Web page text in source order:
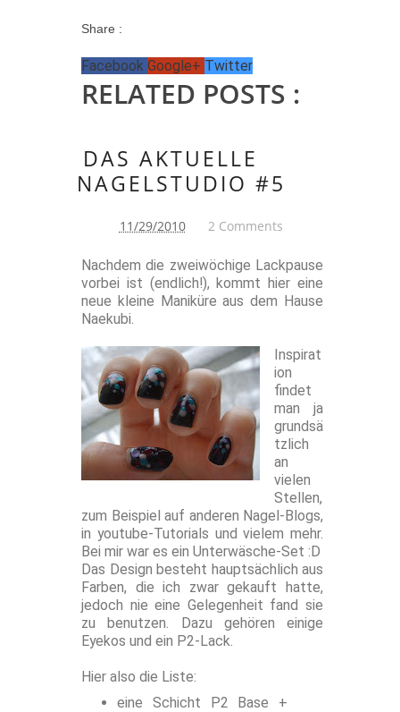
Share :
Facebook Google+ Twitter
RELATED POSTS :
DAS AKTUELLE
NAGELSTUDIO #5
11/29/2010 2 Comments
Nachdem die zweiwöchige Lackpause
vorbei ist (endlich!), kommt hier eine
neue kleine Maniküre aus dem Hause
Naekubi.
Inspirat
ion
findet
man ja
grundsä
tzlich
an
vielen
Stellen,
zum Beispiel auf anderen Nagel-Blogs,
in youtube-Tutorials und vielem mehr.
Bei mir war es ein Unterwäsche-Set :D
Das Design besteht hauptsächlich aus
Farben, die ich zwar gekauft hatte,
jedoch nie eine Gelegenheit fand sie
zu benutzen. Dazu gehören einige
Eyekos und ein P2-Lack.
Hier also die Liste:
eine Schicht P2 Base +